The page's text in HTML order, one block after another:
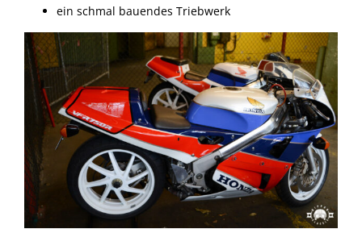
ein schmal bauendes Triebwerk